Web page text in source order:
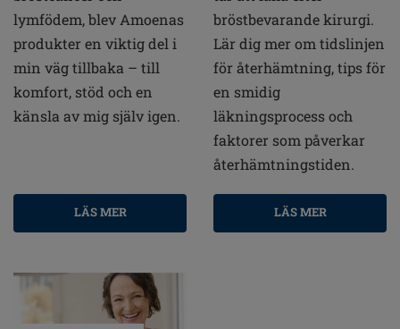
lymfödem, blev Amoenas
produkter en viktig del i
min väg tillbaka – till
komfort, stöd och en
känsla av mig själv igen.
LÄS MER
bröstbevarande kirurgi.
Lär dig mer om tidslinjen
för återhämtning, tips för
en smidig
läkningsprocess och
faktorer som påverkar
återhämtningstiden.
LÄS MER